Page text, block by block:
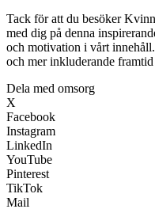
Tack för att du besöker
med dig på denna
och motivation i vårt
och mer inkluderande
Dela med omsorg
X
Facebook
Instagram
LinkedIn
YouTube
Pinterest
TikTok
Mail